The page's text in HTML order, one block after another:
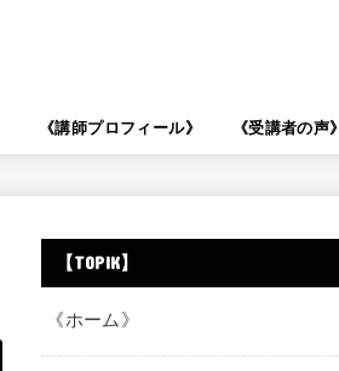
《講師プロフィール》 《受講者の声》
【TOPIK】
《ホーム》